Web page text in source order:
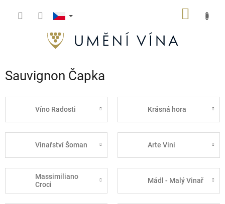
Sauvignon Čapka
Víno Radosti Krásná hora
Vinařství Šoman Arte Vini
Massimiliano
Croci
Mádl - Malý Vinař